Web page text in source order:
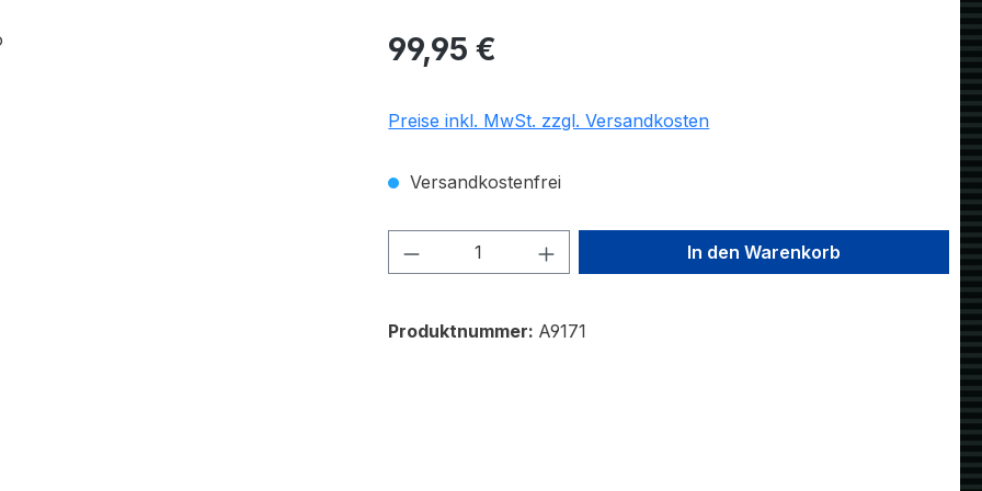
Regulärer Preis:
99,95 €
Preise inkl. MwSt. zzgl. Versandkosten
Versandkostenfrei
Produkt Anzahl: Gib den gewünschten Wert
In den Warenkorb
Produktnummer: A9171